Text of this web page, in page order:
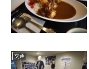
交通